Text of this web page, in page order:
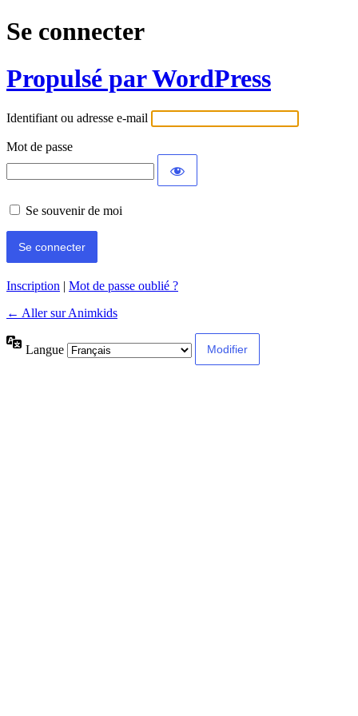
Se connecter
Propulsé par WordPress
Identifiant ou adresse e-mail
Mot de passe
Se souvenir de moi
Inscription | Mot de passe oublié ?
← Aller sur Animkids
Langue